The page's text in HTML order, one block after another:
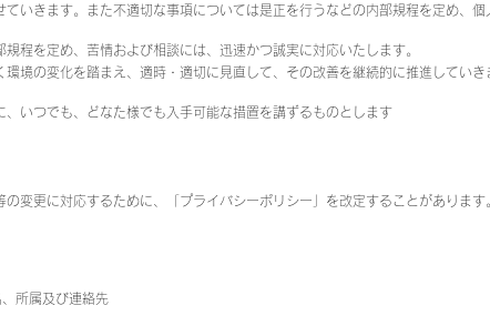
いきます。また不適切な事項については是正を行うなどの内部規程を定め、個
程を定め、苦情および相談には、迅速かつ誠実に対応いたします。
境の変化を踏まえ、適時・適切に見直して、その改善を継続的に推進していき
いつでも、どなた様でも入手可能な措置を講ずるものとします
変更に対応するために、「プライバシーポリシー」を改定することがあります
所属及び連絡先